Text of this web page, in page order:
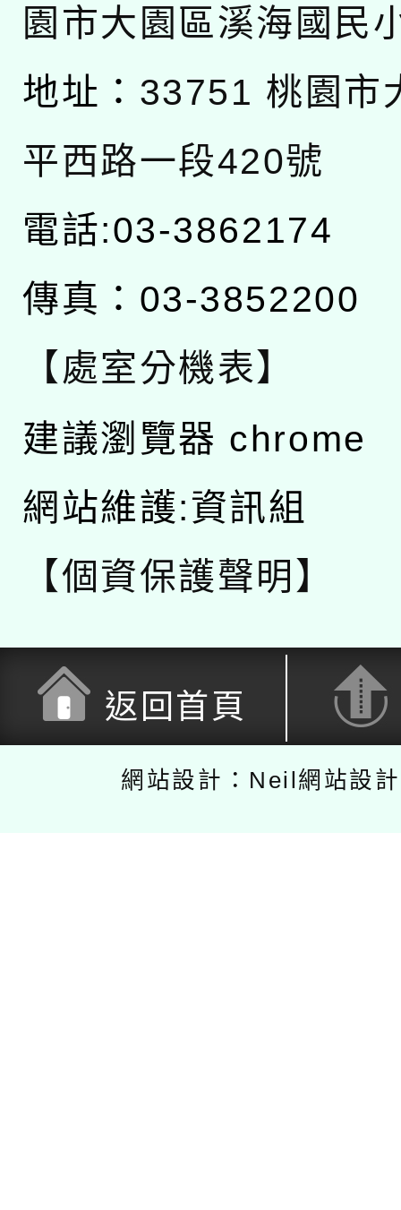
園市大園區溪海國民
地址： 33751 桃園市
平西路一段420號
電話:03-3862174
傳真：03-3852200
【處室分機表】
建議瀏覽器 chrome
網站維護:資訊組
【個資保護聲明】
返回首頁
網站設計：Neil網站設